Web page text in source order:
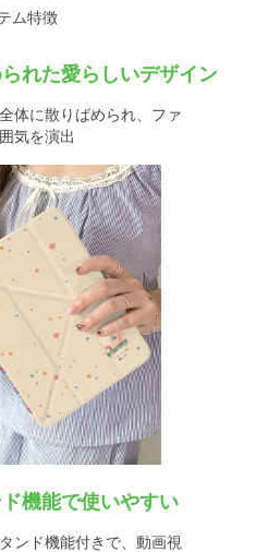
ム特徴
れた愛らしいデザイン
体に散りばめられ、ファ
気を演出
機能で使いやすい
ンド機能付きで、動画視